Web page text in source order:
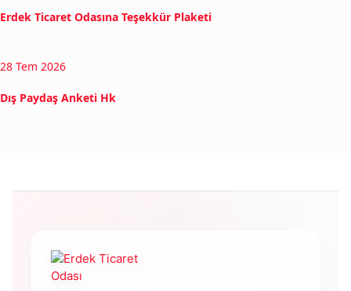
Erdek Ticaret Odasına Teşekkür Plaketi
28 Tem 2026
Dış Paydaş Anketi Hk